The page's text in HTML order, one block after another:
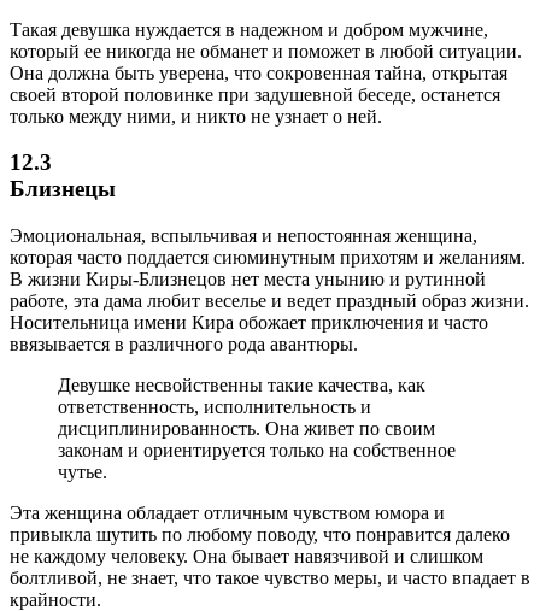
Такая девушка нуждается в надежном и добром мужчине,
который ее никогда не обманет и поможет в любой ситуации.
Она должна быть уверена, что сокровенная тайна, открытая
своей второй половинке при задушевной беседе, останется
только между ними, и никто не узнает о ней.
12.3
Близнецы
Эмоциональная, вспыльчивая и непостоянная женщина,
которая часто поддается сиюминутным прихотям и желаниям.
В жизни Киры-Близнецов нет места унынию и рутинной
работе, эта дама любит веселье и ведет праздный образ жизни.
Носительница имени Кира обожает приключения и часто
ввязывается в различного рода авантюры.
Девушке несвойственны такие качества, как
ответственность, исполнительность и
дисциплинированность. Она живет по своим
законам и ориентируется только на собственное
чутье.
Эта женщина обладает отличным чувством юмора и
привыкла шутить по любому поводу, что понравится далеко
не каждому человеку. Она бывает навязчивой и слишком
болтливой, не знает, что такое чувство меры, и часто впадает в
крайности.